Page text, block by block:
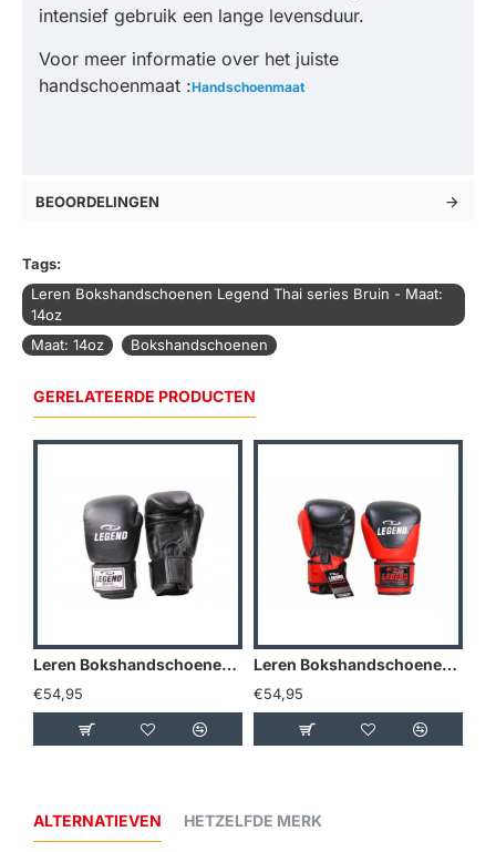
intensief gebruik een lange levensduur.
Voor meer informatie over het juiste
handschoenmaat :Handschoenmaat
BEOORDELINGEN
Tags:
Leren Bokshandschoenen Legend Thai series Bruin - Maat:
14oz
Maat: 14oz
Bokshandschoenen
GERELATEERDE PRODUCTEN
Leren Bokshandschoenen Legend Thai series Zwart - Maat: 14oz
€54,95
Leren Bokshandschoenen Legend Thai series Rood - Maat: 14oz
€54,95
ALTERNATIEVEN HETZELFDE MERK